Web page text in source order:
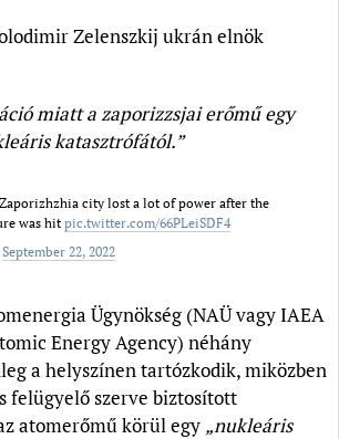
Zelenszkij ukrán elnök
miatt a zaporizzsjai erőmű egy
katasztrófától.”
city lost a lot of power after the
was hit pic.twitter.com/66PLeiSDF4
September 22, 2022
Ügynökség (NAÜ vagy IAEA
Energy Agency) néhány
a helyszínen tartózkodik, miközben
felügyelő szerve biztosított
atomerőmű körül egy „nukleáris